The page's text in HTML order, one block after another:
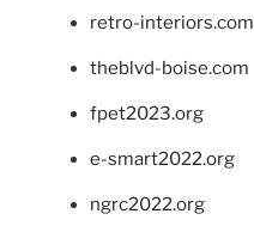
retro-interiors.com
theblvd-boise.com
fpet2023.org
e-smart2022.org
ngrc2022.org